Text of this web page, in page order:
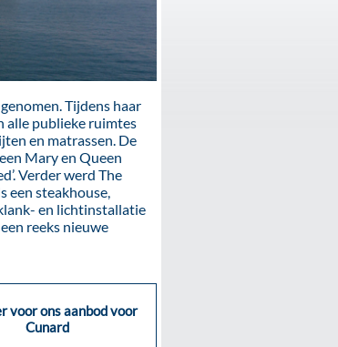
Tijdens haar
alle publieke ruimtes
en matrassen. De
Mary en Queen
Verder werd The
een steakhouse,
en lichtinstallatie
reeks nieuwe
voor ons aanbod voor
Cunard